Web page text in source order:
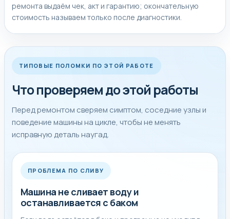
ремонта выдаём чек, акт и гарантию; окончательную
стоимость называем только после диагностики.
ТИПОВЫЕ ПОЛОМКИ ПО ЭТОЙ РАБОТЕ
Что проверяем до этой работы
Перед ремонтом сверяем симптом, соседние узлы и
поведение машины на цикле, чтобы не менять
исправную деталь наугад.
ПРОБЛЕМА ПО СЛИВУ
Машина не сливает воду и
останавливается с баком